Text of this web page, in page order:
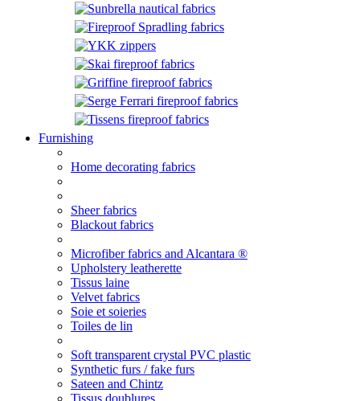
Furnishing
Home decorating fabrics
Sheer fabrics
Blackout fabrics
Microfiber fabrics and Alcantara ®
Upholstery leatherette
Tissus laine
Velvet fabrics
Soie et soieries
Toiles de lin
Soft transparent crystal PVC plastic
Synthetic furs / fake furs
Sateen and Chintz
Tissus doublures